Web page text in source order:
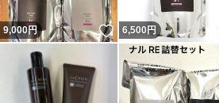
9,000円 いいね！
6,500 円